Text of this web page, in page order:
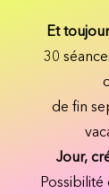
Et
30
de fin
Jour,